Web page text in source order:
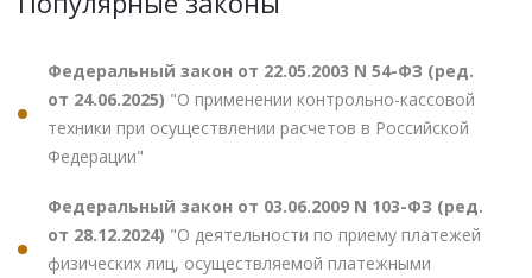
Федеральный закон от 22.05.2003 N 54-ФЗ (ред.
от 24.06.2025) "О применении контрольно-кассовой
техники при осуществлении расчетов в Российской
Федерации"
Федеральный закон от 03.06.2009 N 103-ФЗ (ред.
от 28.12.2024) "О деятельности по приему платежей
физических лиц, осуществляемой платежными